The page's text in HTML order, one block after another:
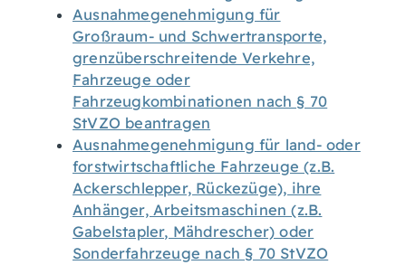
Ausnahmegenehmigung für
Großraum- und Schwertransporte,
grenzüberschreitende Verkehre,
Fahrzeuge oder
Fahrzeugkombinationen nach § 70
StVZO beantragen
Ausnahmegenehmigung für land- oder
forstwirtschaftliche Fahrzeuge (z.B.
Ackerschlepper, Rückezüge), ihre
Anhänger, Arbeitsmaschinen (z.B.
Gabelstapler, Mähdrescher) oder
Sonderfahrzeuge nach § 70 StVZO